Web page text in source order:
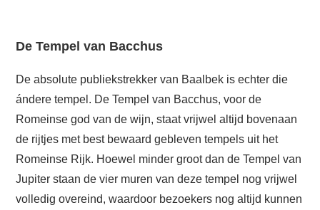
De Tempel van Bacchus
De absolute publiekstrekker van Baalbek is echter die
ándere tempel. De Tempel van Bacchus, voor de
Romeinse god van de wijn, staat vrijwel altijd bovenaan
de rijtjes met best bewaard gebleven tempels uit het
Romeinse Rijk. Hoewel minder groot dan de Tempel van
Jupiter staan de vier muren van deze tempel nog vrijwel
volledig overeind, waardoor bezoekers nog altijd kunnen